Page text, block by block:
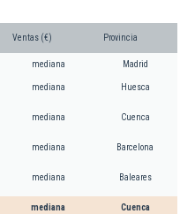
Ventas (€) Provincia
mediana Madrid
mediana Huesca
mediana Cuenca
mediana Barcelona
mediana Baleares
mediana Cuenca